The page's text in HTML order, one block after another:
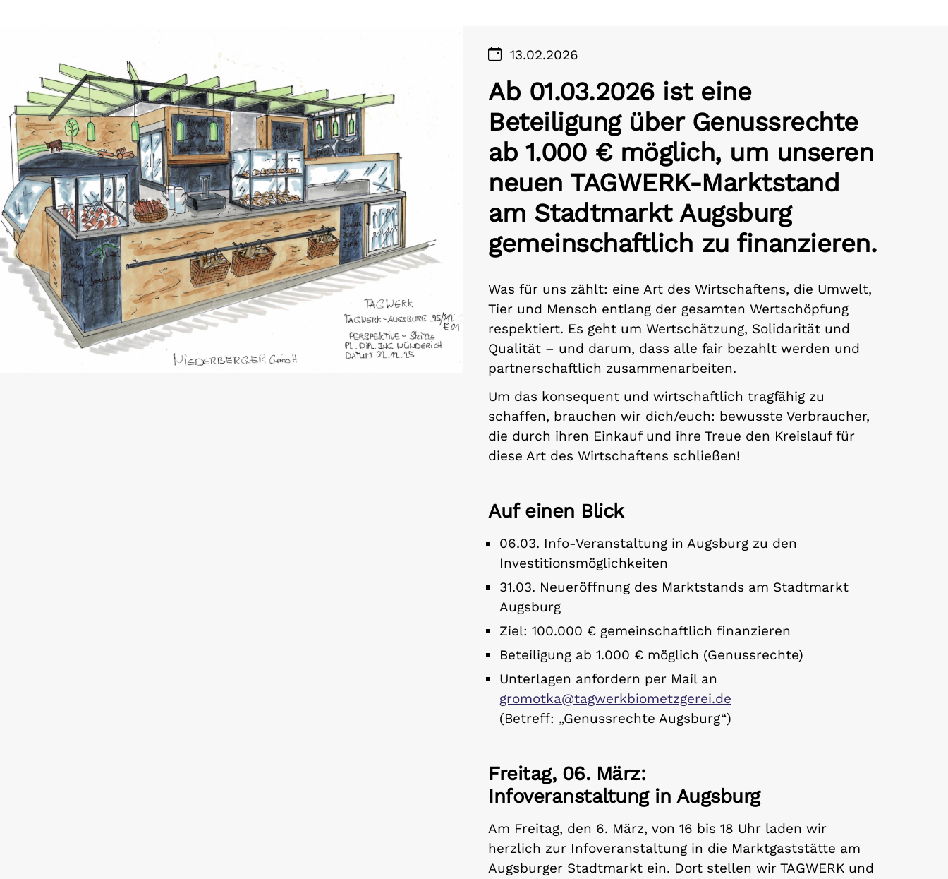
13.02.2026
Ab 01.03.2026 ist eine
Beteiligung über Genussrechte
ab 1.000 € möglich, um unseren
neuen TAGWERK-Marktstand
am Stadtmarkt Augsburg
gemeinschaftlich zu finanzieren.
Was für uns zählt: eine Art des Wirtschaftens, die Umwelt,
Tier und Mensch entlang der gesamten Wertschöpfung
respektiert. Es geht um Wertschätzung, Solidarität und
Qualität – und darum, dass alle fair bezahlt werden und
partnerschaftlich zusammenarbeiten.
Um das konsequent und wirtschaftlich tragfähig zu
schaffen, brauchen wir dich/euch: bewusste Verbraucher,
die durch ihren Einkauf und ihre Treue den Kreislauf für
diese Art des Wirtschaftens schließen!
Auf einen Blick
06.03. Info-Veranstaltung in Augsburg zu den
Investitionsmöglichkeiten
31.03. Neueröffnung des Marktstands am Stadtmarkt
Augsburg
Ziel: 100.000 € gemeinschaftlich finanzieren
Beteiligung ab 1.000 € möglich (Genussrechte)
Unterlagen anfordern per Mail an
gromotka@tagwerkbiometzgerei.de
(Betreff: „Genussrechte Augsburg“)
Freitag, 06. März:
Infoveranstaltung in Augsburg
Am Freitag, den 6. März, von 16 bis 18 Uhr laden wir
herzlich zur Infoveranstaltung in die Marktgaststätte am
Augsburger Stadtmarkt ein. Dort stellen wir TAGWERK und